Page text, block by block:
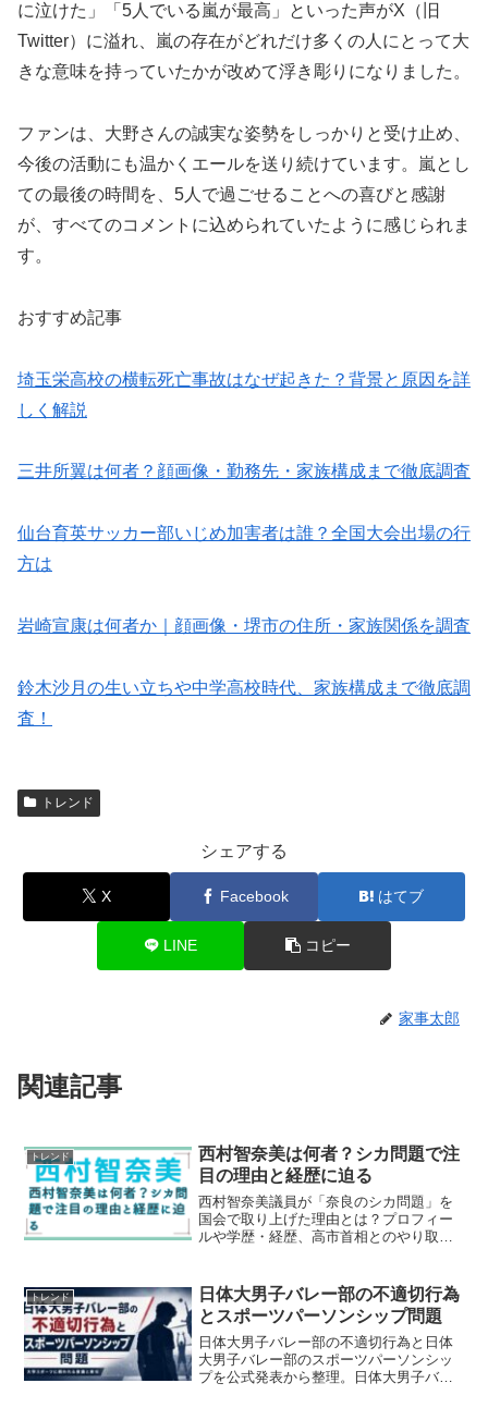
に泣けた」「5人でいる嵐が最高」といった声がX（旧
Twitter）に溢れ、嵐の存在がどれだけ多くの人にとって大
きな意味を持っていたかが改めて浮き彫りになりました。
ファンは、大野さんの誠実な姿勢をしっかりと受け止め、
今後の活動にも温かくエールを送り続けています。嵐とし
ての最後の時間を、5人で過ごせることへの喜びと感謝
が、すべてのコメントに込められていたように感じられま
す。
おすすめ記事
埼玉栄高校の横転死亡事故はなぜ起きた？背景と原因を詳
しく解説
三井所翼は何者？顔画像・勤務先・家族構成まで徹底調査
仙台育英サッカー部いじめ加害者は誰？全国大会出場の行
方は
岩崎宣康は何者か｜顔画像・堺市の住所・家族関係を調査
鈴木沙月の生い立ちや中学高校時代、家族構成まで徹底調
査！
トレンド
シェアする
X Facebook はてブ
LINE コピー
家事太郎
関連記事
トレンド
西村智奈美は何者？シカ問題で注
目の理由と経歴に迫る
西村智奈美議員が「奈良のシカ問題」を
国会で取り上げた理由とは？プロフィー
ルや学歴・経歴、高市首相とのやり取り
トレンド
日体大男子バレー部の不適切行為
とスポーツパーソンシップ問題
日体大男子バレー部の不適切行為と日体
大男子バレー部のスポーツパーソンシッ
プを公式発表から整理。日体大男子バレ